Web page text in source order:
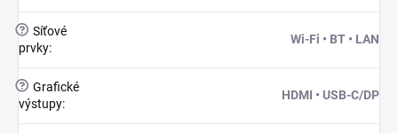
? Síťové
prvky:
Wi-Fi • BT • LAN
? Grafické
výstupy:
HDMI • USB-C/DP